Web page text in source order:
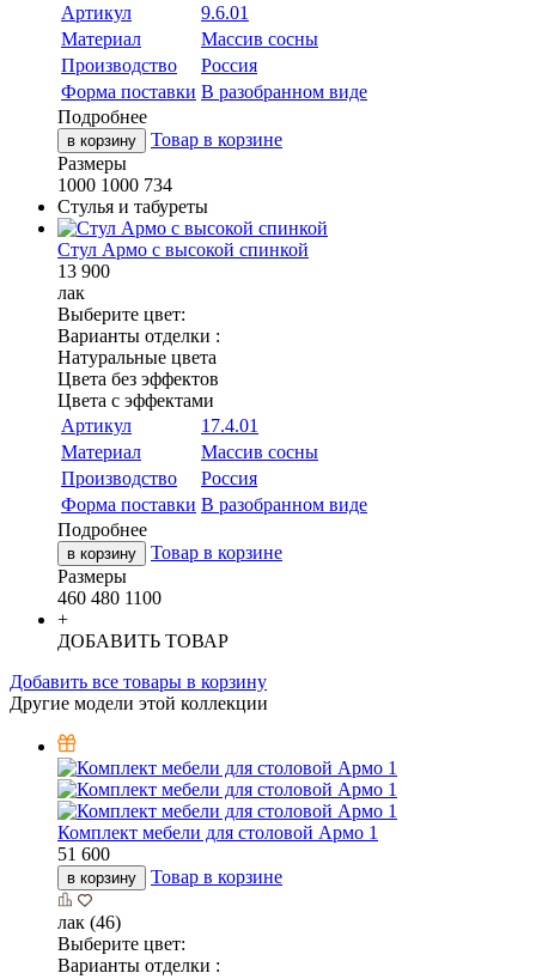
Артикул
9.6.01
Материал
Массив сосны
Производство
Россия
Форма поставки В разобранном виде
Подробнее
в корзину
Товар в корзине
Размеры
1000 1000 734
Стулья и табуреты
Стул Армо с высокой спинкой
13 900
лак
Выберите цвет:
Варианты отделки :
Натуральные цвета
Цвета без эффектов
Цвета с эффектами
Артикул
17.4.01
Материал
Массив сосны
Производство
Россия
Форма поставки В разобранном виде
Подробнее
в корзину
Товар в корзине
Размеры
460 480 1100
+
ДОБАВИТЬ ТОВАР
Добавить все товары в корзину
Другие модели этой коллекции
Комплект мебели для столовой Армо 1
51 600
в корзину Товар в корзине
лак (46)
Выберите цвет:
Варианты отделки :